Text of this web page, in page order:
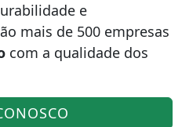
e
mais de 500 empresas
com a qualidade dos